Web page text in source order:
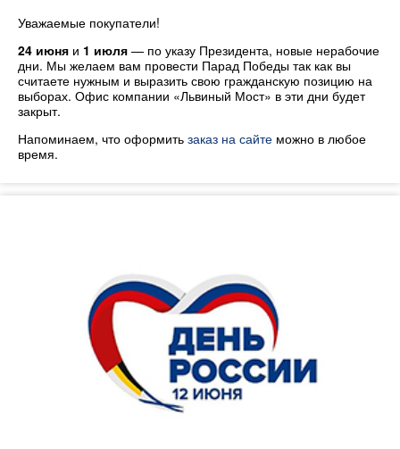
Уважаемые покупатели!
24 июня и 1 июля — по указу Президента, новые нерабочие
дни. Мы желаем вам провести Парад Победы так как вы
считаете нужным и выразить свою гражданскую позицию на
выборах. Офис компании «Львиный Мост» в эти дни будет
закрыт.
Напоминаем, что оформить заказ на сайте можно в любое
время.